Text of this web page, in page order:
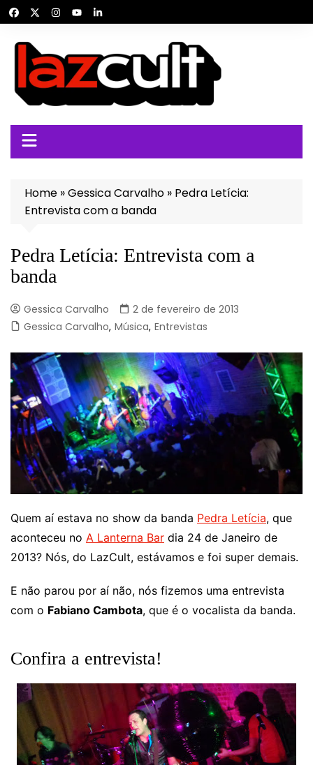
para
conteúdo
Home »Gessica Carvalho » Pedra Letícia:
Entrevista com a banda
Pedra Letícia: Entrevista com a
banda
Gessica Carvalho
2 de fevereiro de 2013
Gessica Carvalho, Música, Entrevistas
Quem aí estava no show da banda Pedra Letícia, que
aconteceu no A Lanterna Bar dia 24 de Janeiro de
2013? Nós, do LazCult, estávamos e foi super demais.
E não parou por aí não, nós fizemos uma entrevista
com o Fabiano Cambota, que é o vocalista da banda.
Confira a entrevista!